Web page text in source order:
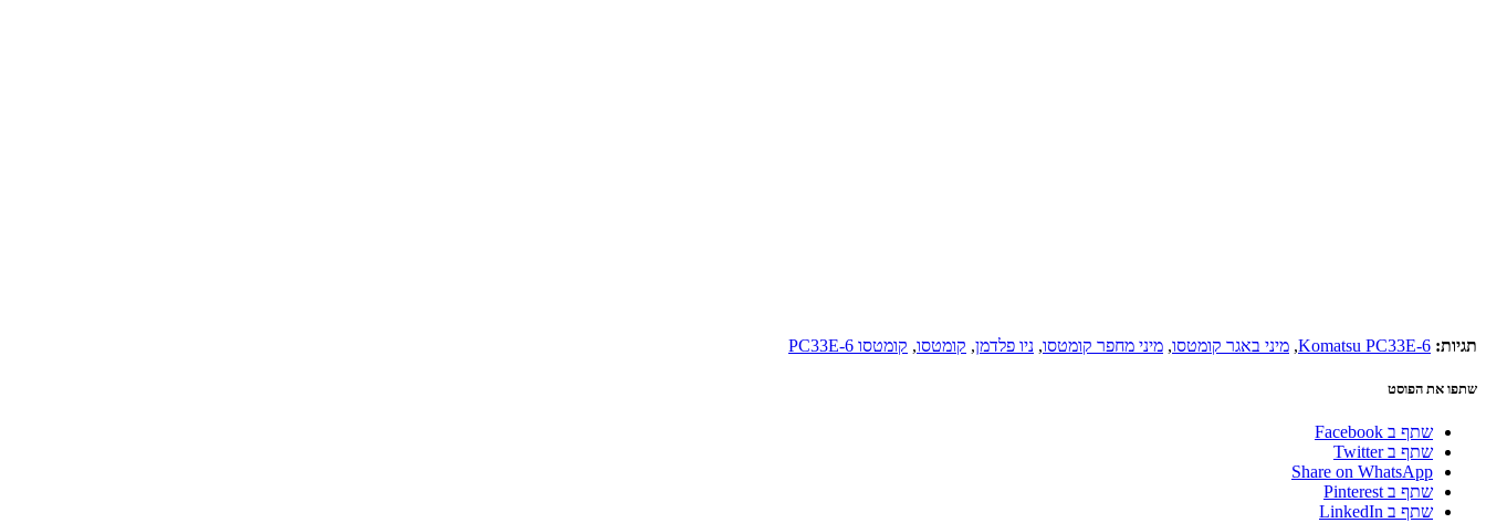
תגיות: Komatsu PC33E-6
, מיני באגר קומטסו, מיני מחפר קומטסו, ניו פלדמן, קומטסו, קומטסו PC33E-6
שתפו את הפוסט
שתף ב Facebook
שתף ב Twitter
Share on WhatsApp
שתף ב Pinterest
שתף ב LinkedIn